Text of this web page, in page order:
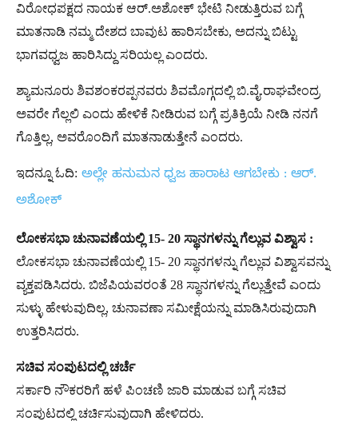
ವಿರೋಧಪಕ್ಷದ ನಾಯಕ ಆರ್.ಅಶೋಕ್ ಭೇಟಿ ನೀಡುತ್ತಿರುವ ಬಗ್ಗೆ
ಮಾತನಾಡಿ ನಮ್ಮ ದೇಶದ ಬಾವುಟ ಹಾರಿಸಬೇಕು, ಅದನ್ನು ಬಿಟ್ಟು
ಭಾಗವಧ್ವಜ ಹಾರಿಸಿದ್ದು ಸರಿಯಲ್ಲ ಎಂದರು.
ಶ್ಯಾಮನೂರು ಶಿವಶಂಕರಪ್ಪನವರು ಶಿವಮೊಗ್ಗದಲ್ಲಿ ಬಿ.ವೈ.ರಾಘವೇಂದ್ರ
ಅವರೇ ಗೆಲ್ಲಲಿ ಎಂದು ಹೇಳಿಕೆ ನೀಡಿರುವ ಬಗ್ಗೆ ಪ್ರತಿಕ್ರಿಯೆ ನೀಡಿ ನನಗೆ
ಗೊತ್ತಿಲ್ಲ, ಅವರೊಂದಿಗೆ ಮಾತನಾಡುತ್ತೇನೆ ಎಂದರು.
ಇದನ್ನೂ ಓದಿ: ಅಲ್ಲೇ ಹನುಮನ ಧ್ವಜ ಹಾರಾಟ ಆಗಬೇಕು : ಆರ್.
ಅಶೋಕ್
ಲೋಕಸಭಾ ಚುನಾವಣೆಯಲ್ಲಿ 15- 20 ಸ್ಥಾನಗಳನ್ನು ಗೆಲ್ಲುವ ವಿಶ್ವಾಸ :
ಲೋಕಸಭಾ ಚುನಾವಣೆಯಲ್ಲಿ 15- 20 ಸ್ಥಾನಗಳನ್ನು ಗೆಲ್ಲುವ ವಿಶ್ವಾಸವನ್ನು
ವ್ಯಕ್ತಪಡಿಸಿದರು. ಬಿಜೆಪಿಯವರಂತೆ 28 ಸ್ಥಾನಗಳನ್ನು ಗೆಲ್ಲುತ್ತೇವೆ ಎಂದು
ಸುಳ್ಳು ಹೇಳುವುದಿಲ್ಲ, ಚುನಾವಣಾ ಸಮೀಕ್ಷೆಯನ್ನು ಮಾಡಿಸಿರುವುದಾಗಿ
ಉತ್ತರಿಸಿದರು.
ಸಚಿವ ಸಂಪುಟದಲ್ಲಿ ಚರ್ಚೆ
ಸರ್ಕಾರಿ ನೌಕರರಿಗೆ ಹಳೆ ಪಿಂಚಣಿ ಜಾರಿ ಮಾಡುವ ಬಗ್ಗೆ ಸಚಿವ
ಸಂಪುಟದಲ್ಲಿ ಚರ್ಚಿಸುವುದಾಗಿ ಹೇಳಿದರು.